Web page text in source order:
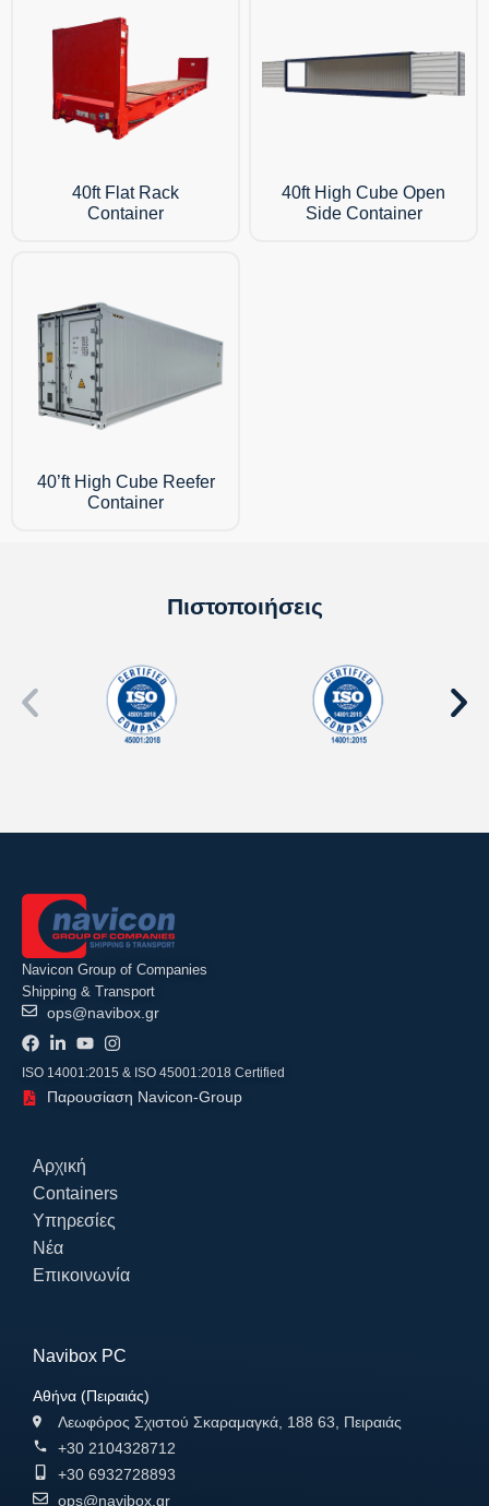
40ft Flat Rack
Container
40ft High Cube Open
Side Container
40’ft High Cube Reefer
Container
Πιστοποιήσεις
Navicon Group of Companies
Shipping & Transport
ops@navibox.gr
ISO 14001:2015 & ISO 45001:2018 Certified
Παρουσίαση Navicon-Group
Αρχική
Containers
Υπηρεσίες
Νέα
Επικοινωνία
Navibox PC
Αθήνα (Πειραιάς)
Λεωφόρος Σχιστού Σκαραμαγκά, 188 63, Πειραιάς
+30 2104328712
+30 6932728893
ops@navibox.gr